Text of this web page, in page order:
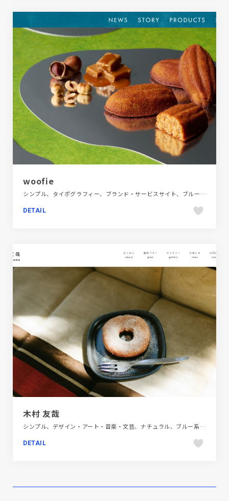
woofie
シンプル、タイポグラフィー、ブランド・サービスサイト、ブルー系、ポップ、施設・店舗サイト、飲食店・グルメ・ウェディング
DETAIL
木村 友哉
シンプル、デザイン・アート・音楽・文芸、ナチュラル、ブルー系、ホワイト系、ポートフォリオ、大きめ写真、飲食店・グルメ・ウェディング
DETAIL